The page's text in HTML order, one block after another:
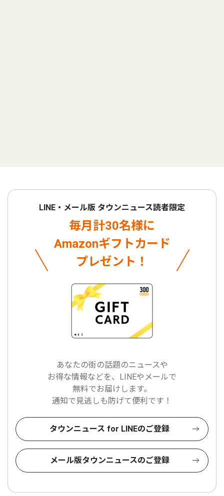
LINE・メール版 タウンニュース読者限定
毎月計30名様に
Amazonギフトカード
プレゼント！
あなたの街の話題のニュースや
お得な情報などを、LINEやメールで
無料でお届けします。
通知で見逃しも防げて便利です！
タウンニュース for LINEのご登録
メール版タウンニュースのご登録